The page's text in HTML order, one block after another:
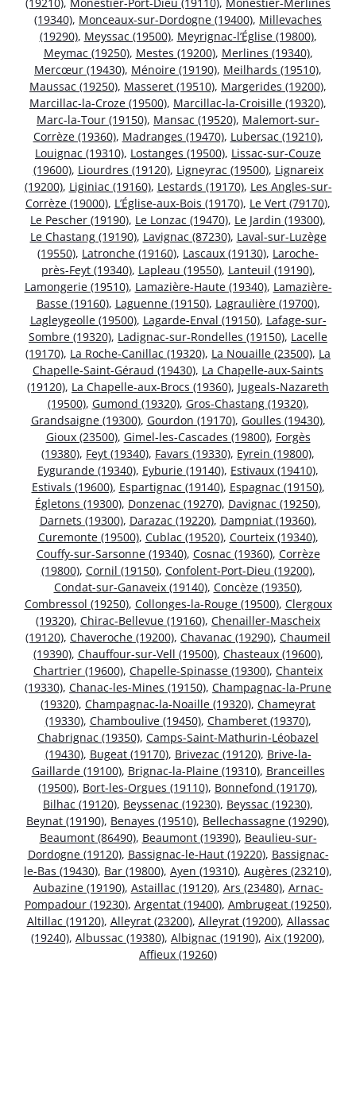
(19340), Monceaux-sur-Dordogne (19400), Millevaches
(19290), Meyssac (19500), Meyrignac-l’Église (19800),
Meymac (19250), Mestes (19200), Merlines (19340),
Mercœur (19430), Ménoire (19190), Meilhards (19510),
Maussac (19250), Masseret (19510), Margerides (19200),
Marcillac-la-Croze (19500), Marcillac-la-Croisille (19320),
Marc-la-Tour (19150), Mansac (19520), Malemort-sur-
Corrèze (19360), Madranges (19470), Lubersac (19210),
Louignac (19310), Lostanges (19500), Lissac-sur-Couze
(19600), Liourdres (19120), Ligneyrac (19500), Lignareix
(19200), Liginiac (19160), Lestards (19170), Les Angles-sur-
Corrèze (19000), L’Église-aux-Bois (19170), Le Vert (79170),
Le Pescher (19190), Le Lonzac (19470), Le Jardin (19300),
Le Chastang (19190), Lavignac (87230), Laval-sur-Luzège
(19550), Latronche (19160), Lascaux (19130), Laroche-
près-Feyt (19340), Lapleau (19550), Lanteuil (19190),
Lamongerie (19510), Lamazière-Haute (19340), Lamazière-
Basse (19160), Laguenne (19150), Lagraulière (19700),
Lagleygeolle (19500), Lagarde-Enval (19150), Lafage-sur-
Sombre (19320), Ladignac-sur-Rondelles (19150), Lacelle
(19170), La Roche-Canillac (19320), La Nouaille (23500), La
Chapelle-Saint-Géraud (19430), La Chapelle-aux-Saints
(19120), La Chapelle-aux-Brocs (19360), Jugeals-Nazareth
(19500), Gumond (19320), Gros-Chastang (19320),
Grandsaigne (19300), Gourdon (19170), Goulles (19430),
Gioux (23500), Gimel-les-Cascades (19800), Forgès
(19380), Feyt (19340), Favars (19330), Eyrein (19800),
Eygurande (19340), Eyburie (19140), Estivaux (19410),
Estivals (19600), Espartignac (19140), Espagnac (19150),
Égletons (19300), Donzenac (19270), Davignac (19250),
Darnets (19300), Darazac (19220), Dampniat (19360),
Curemonte (19500), Cublac (19520), Courteix (19340),
Couffy-sur-Sarsonne (19340), Cosnac (19360), Corrèze
(19800), Cornil (19150), Confolent-Port-Dieu (19200),
Condat-sur-Ganaveix (19140), Concèze (19350),
Combressol (19250), Collonges-la-Rouge (19500), Clergoux
(19320), Chirac-Bellevue (19160), Chenailler-Mascheix
(19120), Chaveroche (19200), Chavanac (19290), Chaumeil
(19390), Chauffour-sur-Vell (19500), Chasteaux (19600),
Chartrier (19600), Chapelle-Spinasse (19300), Chanteix
(19330), Chanac-les-Mines (19150), Champagnac-la-Prune
(19320), Champagnac-la-Noaille (19320), Chameyrat
(19330), Chamboulive (19450), Chamberet (19370),
Chabrignac (19350), Camps-Saint-Mathurin-Léobazel
(19430), Bugeat (19170), Brivezac (19120), Brive-la-
Gaillarde (19100), Brignac-la-Plaine (19310), Branceilles
(19500), Bort-les-Orgues (19110), Bonnefond (19170),
Bilhac (19120), Beyssenac (19230), Beyssac (19230),
Beynat (19190), Benayes (19510), Bellechassagne (19290),
Beaumont (86490), Beaumont (19390), Beaulieu-sur-
Dordogne (19120), Bassignac-le-Haut (19220), Bassignac-
le-Bas (19430), Bar (19800), Ayen (19310), Augères (23210),
Aubazine (19190), Astaillac (19120), Ars (23480), Arnac-
Pompadour (19230), Argentat (19400), Ambrugeat (19250),
Altillac (19120), Alleyrat (23200), Alleyrat (19200), Allassac
(19240), Albussac (19380), Albignac (19190), Aix (19200),
Affieux (19260)